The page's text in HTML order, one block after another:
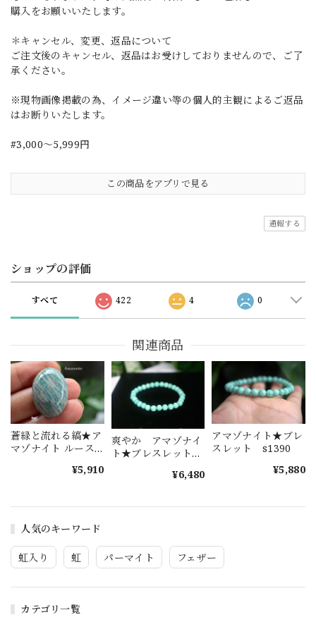
人気のキーワード
虹入り 虹 パーマイト フェザー
カテゴリ一覧
購入をお願いいたします。
＊キャンセル、変更、返品について
ご注文後のキャンセル、返品はお受けしておりませんので、ご了
承ください。
※現物画像掲載の為、イメージ違い等の個人的主観によるご返品
はお断りいたします。
#3,000～5,999円
この商品をアプリで見る
通報する
ショップの評価
すべて 422 4 0
関連商品
蒼緑と流れる縞★ア
マゾナイト ルース
¥5,910
爽やか アマゾナイ
ト★ブレスレット
¥6,480
アマゾナイト★ブレ
スレット s1390
¥5,880